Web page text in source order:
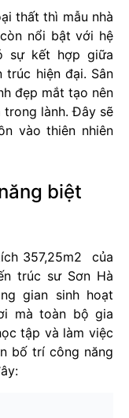
thất thì mẫu nhà
nổi bật với hệ
sự kết hợp giữa
trúc hiện đại. Sân
đẹp mắt tạo nên
trong lành. Đây sẽ
vào thiên nhiên
biệt
357,25m2 của
trúc sư Sơn Hà
gian sinh hoạt
mà toàn bộ gia
tập và làm việc
bố trí công năng